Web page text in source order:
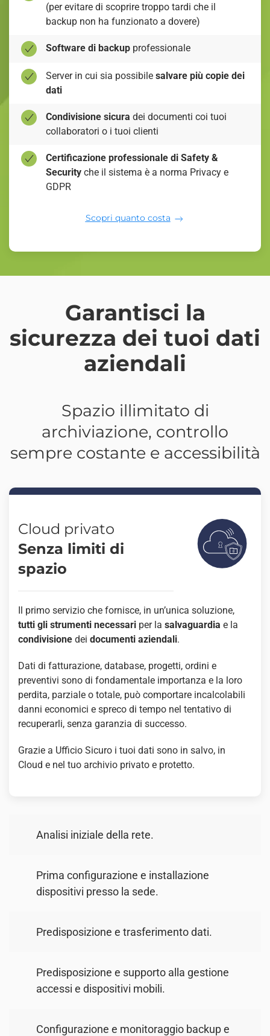
(per evitare di scoprire troppo tardi che il
backup non ha funzionato a dovere)
Software di backup professionale
Server in cui sia possibile salvare più copie dei
dati
Condivisione sicura dei documenti coi tuoi
collaboratori o i tuoi clienti
Certificazione professionale di Safety &
Security che il sistema è a norma Privacy e
GDPR
Scopri quanto costa
Garantisci la
sicurezza dei tuoi dati
aziendali
Spazio illimitato di
archiviazione, controllo
sempre costante e accessibilità
Cloud privato
Senza limiti di
spazio
Il primo servizio che fornisce, in un’unica soluzione,
tutti gli strumenti necessari per la salvaguardia e la
condivisione dei documenti aziendali.
Dati di fatturazione, database, progetti, ordini e
preventivi sono di fondamentale importanza e la loro
perdita, parziale o totale, può comportare incalcolabili
danni economici e spreco di tempo nel tentativo di
recuperarli, senza garanzia di successo.
Grazie a Ufficio Sicuro i tuoi dati sono in salvo, in
Cloud e nel tuo archivio privato e protetto.
Analisi iniziale della rete.
Prima configurazione e installazione
dispositivi presso la sede.
Predisposizione e trasferimento dati.
Predisposizione e supporto alla gestione
accessi e dispositivi mobili.
Configurazione e monitoraggio backup e